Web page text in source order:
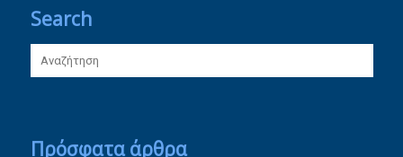
Search
Πρόσφατα άρθρα